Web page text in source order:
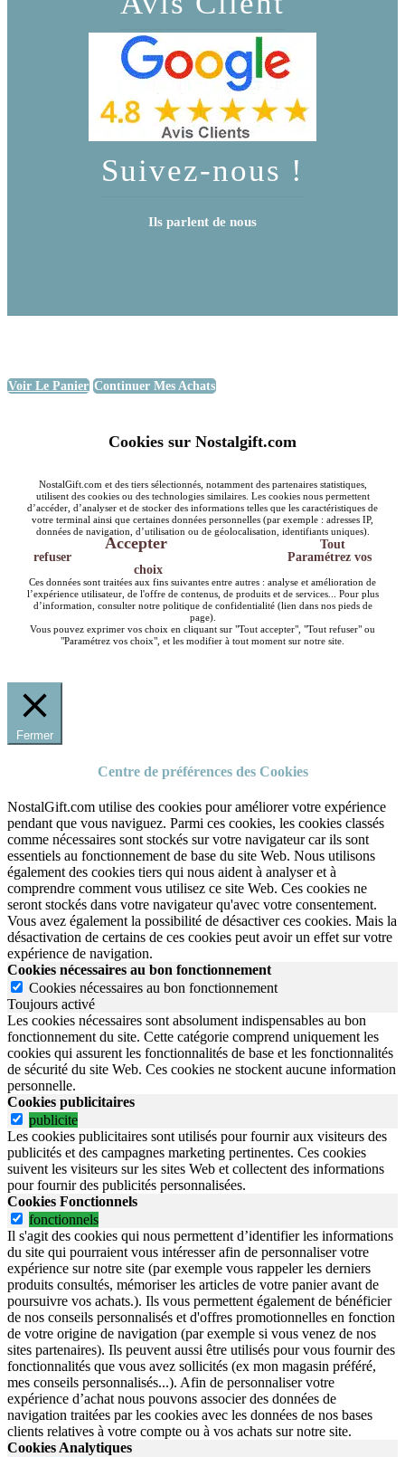
Suivez-nous !
Ils parlent de nous
Voir Le Panier Continuer Mes Achats
Cookies sur Nostalgift.com
NostalGift.com et des tiers sélectionnés, notamment des partenaires statistiques,
utilisent des cookies ou des technologies similaires. Les cookies nous permettent
d’accéder, d’analyser et de stocker des informations telles que les caractéristiques de
votre terminal ainsi que certaines données personnelles (par exemple : adresses IP,
données de navigation, d’utilisation ou de géolocalisation, identifiants uniques).
Accepter
Tout
refuser
Paramétrez vos
choix
Ces données sont traitées aux fins suivantes entre autres : analyse et amélioration de
l’expérience utilisateur, de l'offre de contenus, de produits et de services... Pour plus
d’information, consulter notre politique de confidentialité (lien dans nos pieds de
page).
Vous pouvez exprimer vos choix en cliquant sur "Tout accepter", "Tout refuser" ou
"Paramétrez vos choix", et les modifier à tout moment sur notre site.
Fermer
Centre de préférences des Cookies
NostalGift.com utilise des cookies pour améliorer votre expérience
pendant que vous naviguez. Parmi ces cookies, les cookies classés
comme nécessaires sont stockés sur votre navigateur car ils sont
essentiels au fonctionnement de base du site Web. Nous utilisons
également des cookies tiers qui nous aident à analyser et à
comprendre comment vous utilisez ce site Web. Ces cookies ne
seront stockés dans votre navigateur qu'avec votre consentement.
Vous avez également la possibilité de désactiver ces cookies. Mais la
désactivation de certains de ces cookies peut avoir un effet sur votre
expérience de navigation.
Cookies nécessaires au bon fonctionnement
Cookies nécessaires au bon fonctionnement
Toujours activé
Les cookies nécessaires sont absolument indispensables au bon
fonctionnement du site. Cette catégorie comprend uniquement les
cookies qui assurent les fonctionnalités de base et les fonctionnalités
de sécurité du site Web. Ces cookies ne stockent aucune information
personnelle.
Cookies publicitaires
publicite
Les cookies publicitaires sont utilisés pour fournir aux visiteurs des
publicités et des campagnes marketing pertinentes. Ces cookies
suivent les visiteurs sur les sites Web et collectent des informations
pour fournir des publicités personnalisées.
Cookies Fonctionnels
fonctionnels
Il s'agit des cookies qui nous permettent d’identifier les informations
du site qui pourraient vous intéresser afin de personnaliser votre
expérience sur notre site (par exemple vous rappeler les derniers
produits consultés, mémoriser les articles de votre panier avant de
poursuivre vos achats.). Ils vous permettent également de bénéficier
de nos conseils personnalisés et d'offres promotionnelles en fonction
de votre origine de navigation (par exemple si vous venez de nos
sites partenaires). Ils peuvent aussi être utilisés pour vous fournir des
fonctionnalités que vous avez sollicités (ex mon magasin préféré,
mes conseils personnalisés...). Afin de personnaliser votre
expérience d’achat nous pouvons associer des données de
navigation traitées par les cookies avec les données de nos bases
clients relatives à votre compte ou à vos achats sur notre site.
Cookies Analytiques